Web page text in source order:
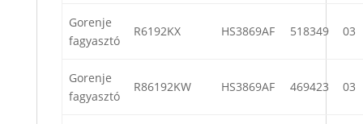
Gorenje
fagyasztó
R6192KX HS3869AF 518349 03
Gorenje
fagyasztó
R86192KW HS3869AF 469423 03